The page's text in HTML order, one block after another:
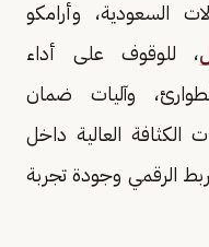
السعودية، وأرامكو
، للوقوف على أداء
وآليات ضمان
الكثافة العالية داخل
الرقمي وجودة تجربة